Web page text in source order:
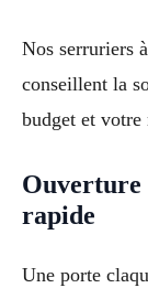
Nos serruriers
conseillent la
budget et votre
Ouverture
rapide
Une porte